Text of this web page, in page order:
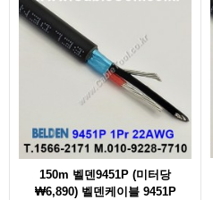
150m 벨덴9451P (미터당
₩6,890) 벨덴케이블 9451P